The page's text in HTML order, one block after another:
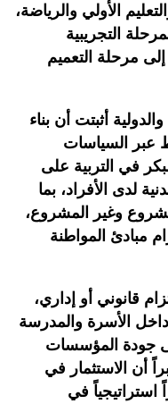
الأولي والرياضة،
التجريبية
مرحلة التعميم
أثبتت أن بناء
عبر السياسات
في التربية على
لدى الأفراد، بما
وغير المشروع،
مبادئ المواطنة
قانوني أو إداري،
الأسرة والمدرسة
جودة المؤسسات
أن الاستثمار في
استراتيجياً في